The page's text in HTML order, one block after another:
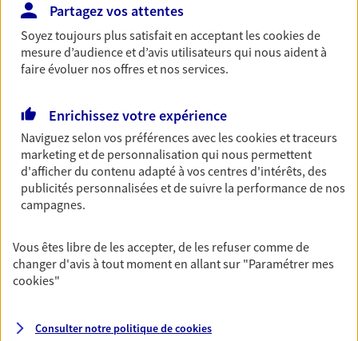
Hello Olivier
Agent général d'assurance exclusif AXA
Prévoyance & Patrimoine
12 Rue Andre Le Harzic Zi De Kerbriand, 29610
Agence accessible
Horaires : Fermé
Ouvre demain à 09:00
06 37 08 14 59
NOUS CONTACTER
Partagez vos attentes
Soyez toujours plus satisfait en acceptant lescookiesde
mesure d’audience et d’avis utilisateurs qui nous aident à
faire évoluer nos offres et nos services.
Enrichissez votre expérience
Naviguez selon vos préférences avec lescookies et traceurs
marketing et de personnalisation qui nous permettent
d'afficher du contenu adapté à vos centres d'intérêts, des
publicités personnalisées et de suivre la performance de nos
campagnes.
Vous êtes libre de les accepter, de les refuser comme de
changer d'avis à tout moment en allant sur "Paramétrer mes
cookies"
Consulter notre politique decookies